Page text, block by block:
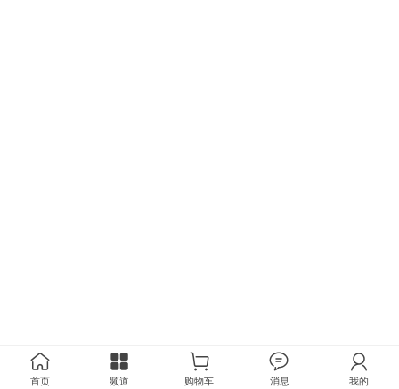
首页 频道 购物车 消息 我的